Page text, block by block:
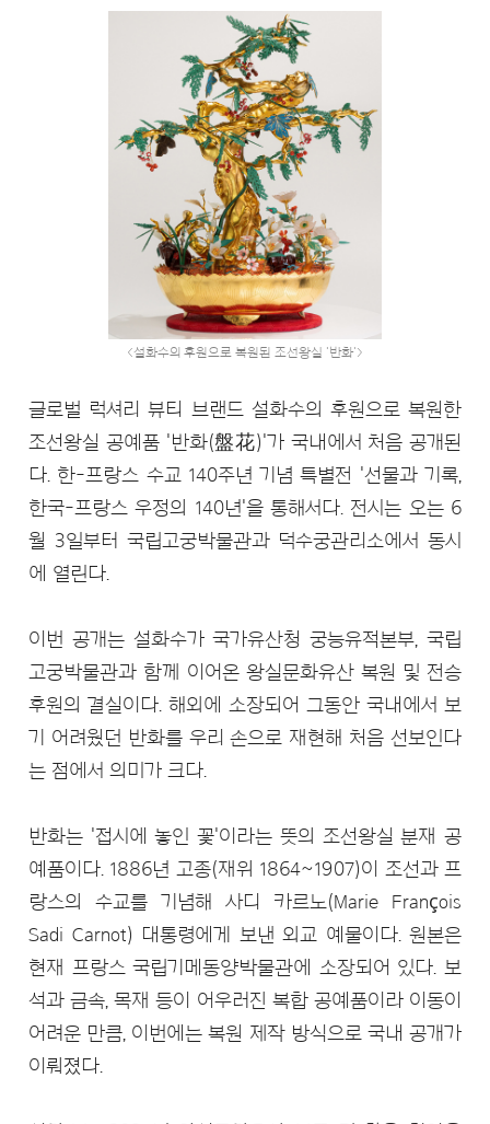
<설화수의 후원으로 복원된 조선왕실 '반화'>
글로벌 럭셔리 뷰티 브랜드 설화수의 후원으로 복원한
조선왕실 공예품 '반화(盤花)'가 국내에서 처음 공개된
다. 한-프랑스 수교 140주년 기념 특별전 '선물과 기록,
한국-프랑스 우정의 140년'을 통해서다. 전시는 오는 6
월 3일부터 국립고궁박물관과 덕수궁관리소에서 동시
에 열린다.
이번 공개는 설화수가 국가유산청 궁능유적본부, 국립
고궁박물관과 함께 이어온 왕실문화유산 복원 및 전승
후원의 결실이다. 해외에 소장되어 그동안 국내에서 보
기 어려웠던 반화를 우리 손으로 재현해 처음 선보인다
는 점에서 의미가 크다.
반화는 '접시에 놓인 꽃'이라는 뜻의 조선왕실 분재 공
예품이다. 1886년 고종(재위 1864~1907)이 조선과 프
랑스의 수교를 기념해 사디 카르노(Marie François
Sadi Carnot) 대통령에게 보낸 외교 예물이다. 원본은
현재 프랑스 국립기메동양박물관에 소장되어 있다. 보
석과 금속, 목재 등이 어우러진 복합 공예품이라 이동이
어려운 만큼, 이번에는 복원 제작 방식으로 국내 공개가
이뤄졌다.